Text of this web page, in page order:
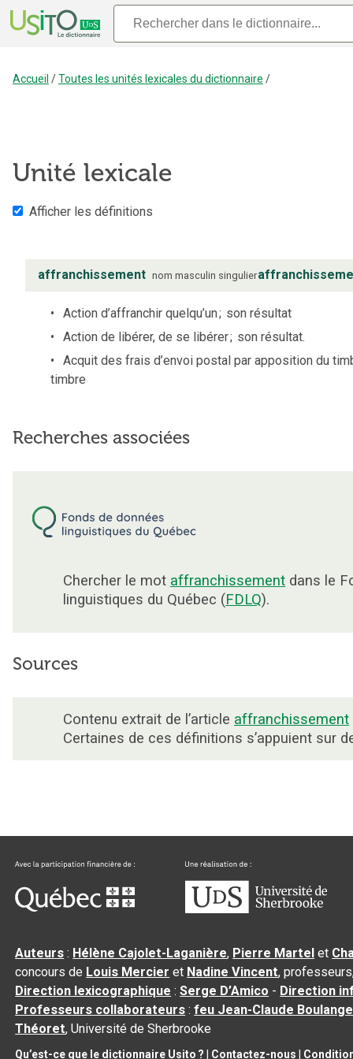
Accueil /Toutes les unités lexicales du dictionnaire /
Unité lexicale
Afficher les définitions
affranchissement nom masculin singulier
Action d’affranchir quelqu’un; son résultat
Action de libérer, de se libérer; son résultat.
Acquit des frais d’envoi postal par apposition du
timbre
Recherches associées
Chercher le mot affranchissement dans le
linguistiques du Québec (FDLQ).
Sources
Contenu extrait de l’article affranchissement
Certaines de ces définitions s’appuient sur
Auteurs : Hélène Cajolet-Laganière, Pierre Martel et
concours de Louis Mercier et Nadine Vincent,
Direction lexicographique :Serge D’Amico - Direction
Professeurs collaborateurs :feu Jean-Claude
Théoret, Université de Sherbrooke
Qu’est-ce que le dictionnaire Usito ? Contactez-nous